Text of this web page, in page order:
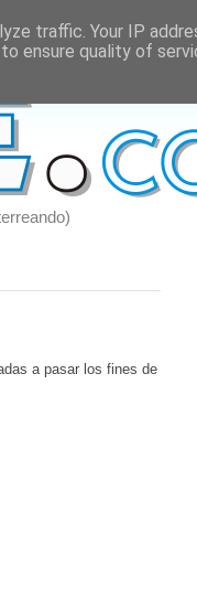
a pasar los fines de
traffic. Your IP
ensure quality of